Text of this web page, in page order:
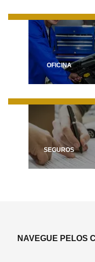
OFICINA
SEGUROS
NAVEGUE PELOS